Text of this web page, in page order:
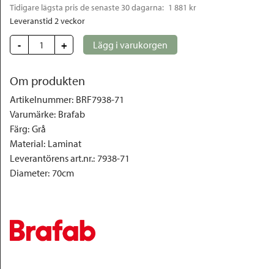
Tidigare lägsta pris de senaste 30 dagarna: 1 881 kr
Leveranstid 2 veckor
- + Lägg i varukorgen
Om produkten
Artikelnummer: BRF7938-71
Varumärke: Brafab
Färg: Grå
Material: Laminat
Leverantörens art.nr.: 7938-71
Diameter: 70cm